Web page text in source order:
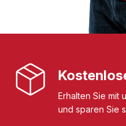
Erhalten Sie mit
und sparen Sie